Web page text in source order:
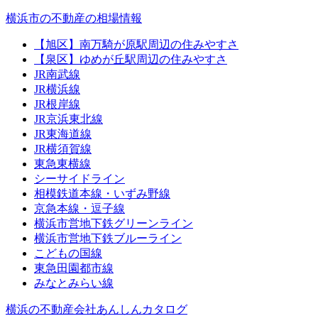
横浜市の不動産の相場情報
【旭区】南万騎が原駅周辺の住みやすさ
【泉区】ゆめが丘駅周辺の住みやすさ
JR南武線
JR横浜線
JR根岸線
JR京浜東北線
JR東海道線
JR横須賀線
東急東横線
シーサイドライン
相模鉄道本線・いずみ野線
京急本線・逗子線
横浜市営地下鉄グリーンライン
横浜市営地下鉄ブルーライン
こどもの国線
東急田園都市線
みなとみらい線
横浜の不動産会社あんしんカタログ